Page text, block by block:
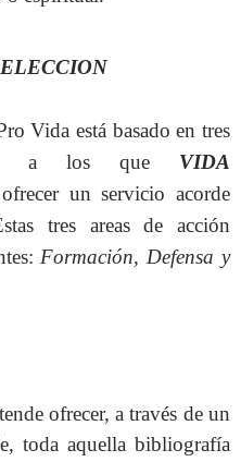
Vida está basado en tres
a los que VIDA
un servicio acorde
tres areas de acción
Formación, Defensa y
ofrecer, a través de un
toda aquella bibliografía